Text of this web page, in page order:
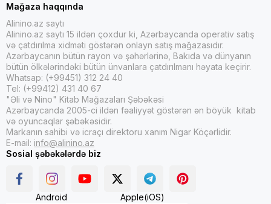
Mağaza haqqında
Alinino.az saytı
Alinino.az saytı 15 ildən çoxdur ki, Azərbaycanda operativ satış
və çatdırılma xidməti göstərən onlayn satış mağazasıdır.
Azərbaycanın bütün rayon və şəhərlərinə, Bakıda və dünyanın
bütün ölkələrindəki bütün ünvanlara çatdırılmanı həyata keçirir.
Whatsap: (+99451) 312 24 40
Tel: (+99412) 431 40 67
"Əli və Nino" Kitab Mağazaları Şəbəkəsi
Azərbaycanda 2005-ci ildən fəaliyyət göstərən ən böyük kitab
və oyuncaqlar şəbəkəsidir.
Markanın sahibi və icraçı direktoru xanım Nigar Köçərlidir.
E-mail: info@alinino.az
Sosial şəbəkələrdə biz
Android Apple(iOS)